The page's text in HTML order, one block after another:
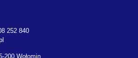
252 840
200 Wołomin